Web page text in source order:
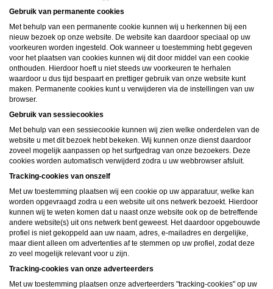
Installeer programma’s voor ouderlijk toezicht op jouw apparaat
Norton . Deze programma’s werken zodanig dat toegang tot specifieke websites en
online inhoud worden geblokkeerd. Vaak blokkeren deze programma’s standaard al
een groot aantal websites waarvan algemeen verondersteld wordt dat deze
ongeschikt zijn voor minderjarigen. Door middel van updates kunnen daar steeds
nieuwe websites aan worden toegevoegd.
Neem contact op met jouw internetprovider. Er zijn internetproviders die het mogelijk
maken dat bepaalde informatie van internet wordt gefilterd. Je kunt jouw
internetprovider raadplegen om na te vragen of deze service ook voor jou mogelijk
is.
zodat je kunt zien welke websites door jouw minderjarige kinderen zijn bezocht.
aan te spreken, kun je jouw kinderen leren dat de websites niet voor hun geschikt
zijn. Bovendien kun je naar aanleiding daarvan beoordelen in hoeverre jouw kind
geïnteresseerd is in bepaalde websites, zodat je bovenstaande tips kunt hanteren.
Praat met jouw kinderen
. Leer jouw minderjarige kinderen dat ze nooit
persoonsgegevens of persoonlijke informatie via internet moeten verstrekken aan
vreemden, bijvoorbeeld via een chatwebsite. Leer ze ook dat niet iedereen op
internet hoeft te zijn wie ze zeggen te zijn en dat men wel eens verkeerde
bedoelingen kan hebben als iemand via het internet contact opneemt met jouw
kind. Vertel jouw kinderen bovendien dat ze niet met vreemde andere minderjarigen
die zij online hebben ontmoet, moeten afspreken zonder daarover eerst met jou te
overleggen. Ook is het raadzaam jouw kind te vertellen dat hij jou meteen moet
laten weten wanneer iemand op internet contact met hem opneemt of wanneer
jouw kind seksueel getinte content of andere content waarvan hij schrikt, op
internet tegenkomt.
Via deze website verleent
chatdiensten voor entertainmentdoeleinden. Om van deze diensten gebruik te kunnen
maken, heb je credits nodig. Je ontvangt er bij jouw aanmelding een paar gratis, maar
bestelling van credits en op de paginaKosten.
Gebruik van permanente cookies
Met behulp van een permanente cookie kunnen wij u herkennen bij een
nieuw bezoek op onze website. De website kan daardoor speciaal op uw
voorkeuren worden ingesteld. Ook wanneer u toestemming hebt gegeven
voor het plaatsen van cookies kunnen wij dit door middel van een cookie
onthouden. Hierdoor hoeft u niet steeds uw voorkeuren te herhalen
waardoor u dus tijd bespaart en prettiger gebruik van onze website kunt
maken. Permanente cookies kunt u verwijderen via de instellingen van uw
browser.
Gebruik van sessiecookies
Met behulp van een sessiecookie kunnen wij zien welke onderdelen van de
website u met dit bezoek hebt bekeken. Wij kunnen onze dienst daardoor
zoveel mogelijk aanpassen op het surfgedrag van onze bezoekers. Deze
cookies worden automatisch verwijderd zodra u uw webbrowser afsluit.
Tracking-cookies van onszelf
Met uw toestemming plaatsen wij een cookie op uw apparatuur, welke kan
worden opgevraagd zodra u een website uit ons netwerk bezoekt. Hierdoor
kunnen wij te weten komen dat u naast onze website ook op de betreffende
andere website(s) uit ons netwerk bent geweest. Het daardoor opgebouwde
profiel is niet gekoppeld aan uw naam, adres, e-mailadres en dergelijke,
maar dient alleen om advertenties af te stemmen op uw profiel, zodat deze
zo veel mogelijk relevant voor u zijn.
Tracking-cookies van onze adverteerders
Met uw toestemming plaatsen onze adverteerders "tracking-cookies" op uw